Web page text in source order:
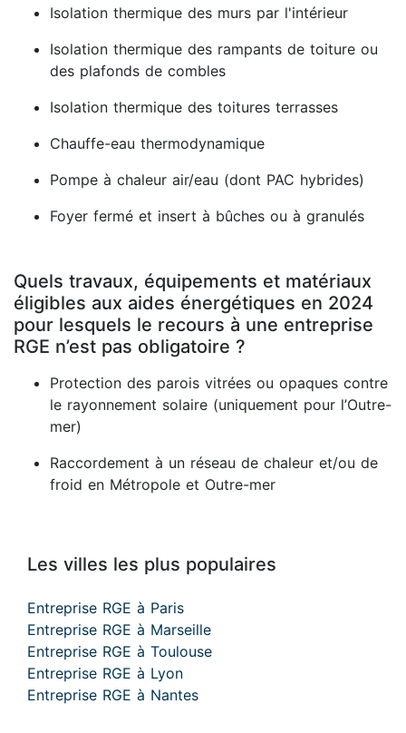
Isolation thermique des murs par l'intérieur
Isolation thermique des rampants de toiture ou
des plafonds de combles
Isolation thermique des toitures terrasses
Chauffe-eau thermodynamique
Pompe à chaleur air/eau (dont PAC hybrides)
Foyer fermé et insert à bûches ou à granulés
Quels travaux, équipements et matériaux
éligibles aux aides énergétiques en 2024
pour lesquels le recours à une entreprise
RGE n’est pas obligatoire ?
Protection des parois vitrées ou opaques contre
le rayonnement solaire (uniquement pour l’Outre-
mer)
Raccordement à un réseau de chaleur et/ou de
froid en Métropole et Outre-mer
Les villes les plus populaires
Entreprise RGE à Paris
Entreprise RGE à Marseille
Entreprise RGE à Toulouse
Entreprise RGE à Lyon
Entreprise RGE à Nantes